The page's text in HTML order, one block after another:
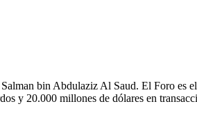
bin Abdulaziz Al Saud. El Foro es
y 20.000 millones de dólares en